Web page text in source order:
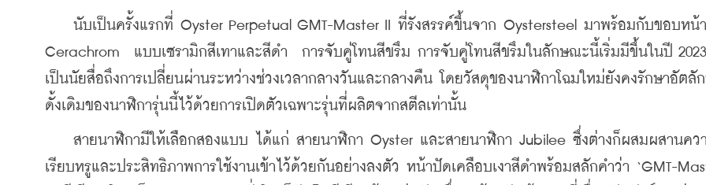
นับเป็นครั้งแรกที่ Oyster Perpetual GMT-Master II ที่รังสรรค์ขึ้นจาก Oystersteel มาพร้อมกับขอบหน้
Cerachrom  แบบเซรามิกสีเทาและสีดำ  การจับคู่โทนสีขรึม การจับคู่โทนสีขรึมในลักษณะนี้เริ่มมีขึ้นในปี
เป็นนัยสื่อถึงการเปลี่ยนผ่านระหว่างช่วงเวลากลางวันและกลางคืน โดยวัสดุของนาฬิกาโฉมใหม่ยังคงรักษาอัตลั
ดั้งเดิมของนาฬิการุ่นนี้ไว้ด้วยการเปิดตัวเฉพาะรุ่นที่ผลิตจากสตีลเท่านั้น
สายนาฬิกามีให้เลือกสองแบบ ได้แก่ สายนาฬิกา Oyster และสายนาฬิกา Jubilee ซึ่งต่างก็ผสมผสานคว
เรียบหรูและประสิทธิภาพการใช้งานเข้าไว้ด้วยกันอย่างลงตัว หน้าปัดเคลือบเงาสีดำพร้อมสลักคำว่า ‘GMT-